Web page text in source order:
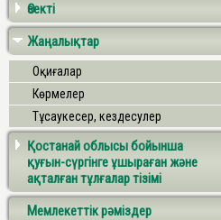
Өзекті
Жаңалықтар
Оқиғалар
Көрмелер
Тұсаукесер, кездесулер
Қостанай облысы бойынша
қуғын-сүргінге ұшыраған және
ақталған тұлғалар тізімі
Мемлекеттік рәміздер